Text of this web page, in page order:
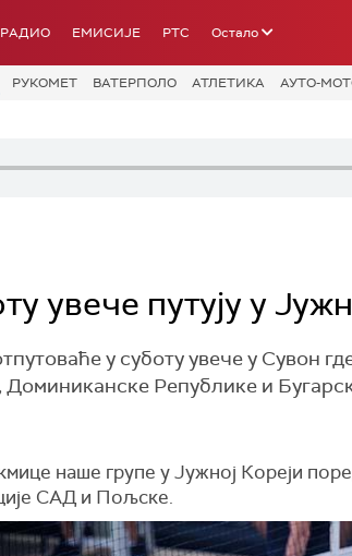
РАДИО ЕМИСИЈЕ РТС Остало
РУКОМЕТ ВАТЕРПОЛО АТЛЕТИКА АУТО-
увече путују у
у суботу увече у Сувон
Републике и
наше групе уЈужној Кореји
САД и Пољске.